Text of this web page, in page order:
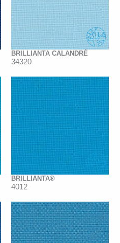
BRILLIANTA CALANDRÉ
34320
BRILLIANTA®
4012